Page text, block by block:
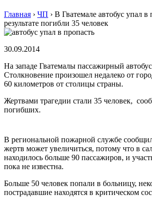
Главная › ЧП › В Гватемале автобус упал в
результате погибли 35 человек
30.09.2014
На западе Гватемалы пассажирный
Столкновение произошел недалеко от
60 километров от столицы страны.
Жертвами трагедии стали 35 человек,
погибших.
В региональной пожарной службе
жертв может увеличиться, потому что в
находилось больше 90 пассажиров, и
пока не известна.
Больше 50 человек попали в больницу,
пострадавшие находятся в критическом